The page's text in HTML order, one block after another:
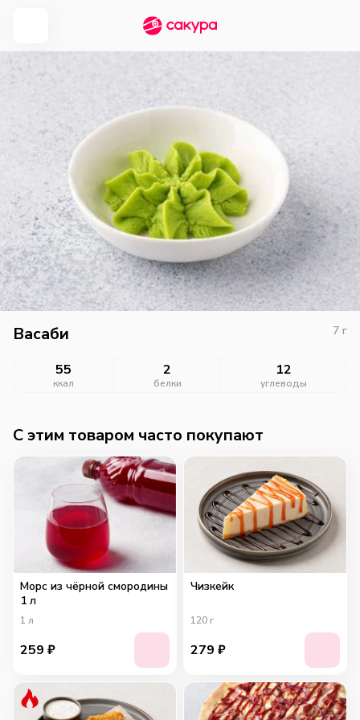
Васаби 7 г
55
ккал
2
белки
12
углеводы
C этим товаром часто покупают
Морс из чёрной смородины
1 л
1 л
259 ₽
Чизкейк
120 г
279 ₽